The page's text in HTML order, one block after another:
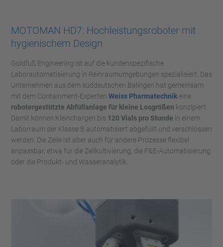
MOTOMAN HD7: Hochleistungsroboter mit
hygienischem Design
Goldfuß Engineering ist auf die kundenspezifische
Laborautomatisierung in Reinraumumgebungen spezialisiert. Das
Unternehmen aus dem süddeutschen Balingen hat gemeinsam
mit dem Containment-Experten Weiss Pharmatechnik eine
robotergestützte Abfüllanlage für kleine Losgrößen konzipiert.
Damit können Kleinchargen bis 120 Vials pro Stunde in einem
Laborraum der Klasse B automatisiert abgefüllt und verschlossen
werden. Die Zelle ist aber auch für andere Prozesse flexibel
anpassbar, etwa für die Zellkultivierung, die F&E-Automatisierung
oder die Produkt- und Wasseranalytik.